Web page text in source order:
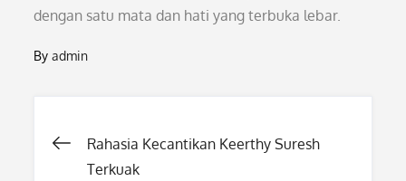
dengan satu mata dan hati yang terbuka lebar.
Byadmin
Post
Rahasia Kecantikan Keerthy Suresh
Terkuak